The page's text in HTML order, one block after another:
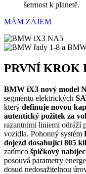
šetrnost k planetě.
MÁM ZÁJEM
PRVNÍ KROK
BMW iX3 nový model
segmentu elektrických
který definuje novou
autentický požitek za
razantními liniemi odráží
vozidla. Pohonný systém
dojezd dosahující 805
zatímco špičkový
posouvá parametry
dosud nedosažitelnou